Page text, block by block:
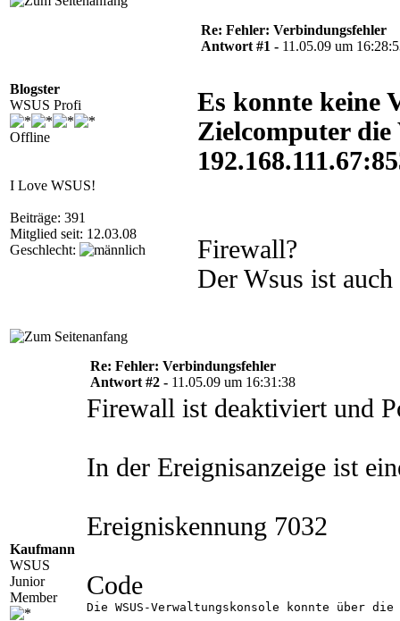
Blogster
WSUS Profi
Offline
I Love WSUS!
Beiträge: 391
Mitglied seit: 12.03.08
Geschlecht:
Re: Fehler: Verbindungsfehler
Antwort #1 - 11.05.09 um
Es konnte keine
Zielcomputer
Firewall?
Der Wsus ist
Kaufmann
WSUS
Junior
Member
Re: Fehler: Verbindungsfehler
Antwort #2 - 11.05.09 um 16:31:38
Firewall ist deaktiviert und
In der Ereignisanzeige ist
Ereigniskennung 7032
Code
Die WSUS-Verwaltungskonsole konnte über